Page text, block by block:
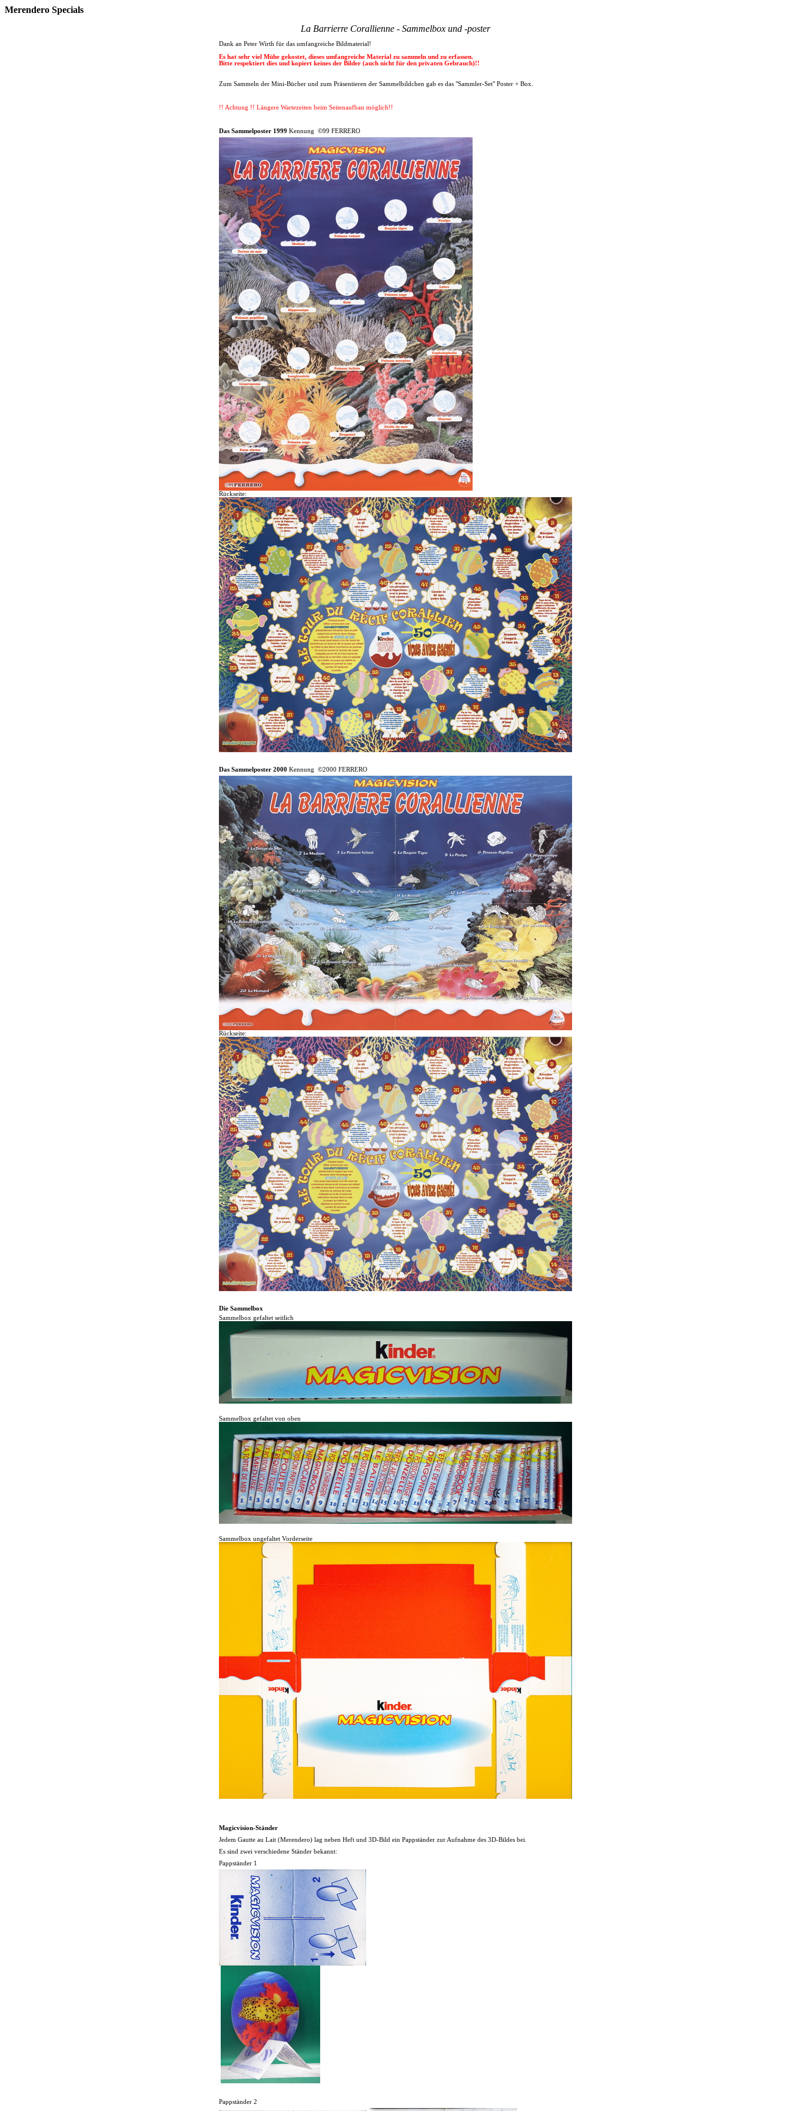
Merendero Specials
La Barrierre Corallienne - Sammelbox und -poster
Dank an Peter Wirth für das umfangreiche Bildmaterial!
Es hat sehr viel Mühe gekostet, dieses umfangreiche Material zu sammeln und zu erfassen.
Bitte respektiert dies und kopiert keines der Bilder (auch nicht für den privaten Gebrauch)!!
Zum Sammeln der Mini-Bücher und zum Präsentieren der Sammelbildchen gab es das "Sammler-Set" Poster + Box.
!! Achtung !! Längere Wartezeiten beim Seitenaufbau möglich!!
Das Sammelposter 1999 Kennung ©99 FERRERO
Rückseite:
Das Sammelposter 2000 Kennung ©2000 FERRERO
Rückseite:
Die Sammelbox
Sammelbox gefaltet seitlich
Sammelbox gefaltet von oben
Sammelbox ungefaltet Vorderseite
Magicvision-Ständer
Jedem Gautte au Lait (Merendero) lag neben Heft und 3D-Bild ein Pappständer zur Aufnahme des 3D-Bildes bei.
Es sind zwei verschiedene Ständer bekannt:
Pappständer 1
Pappständer 2